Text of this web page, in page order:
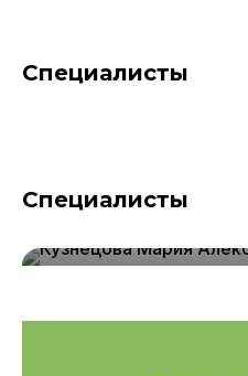
Специалисты
Специалисты